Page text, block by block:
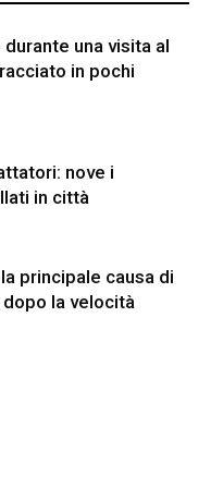
durante una visita al
in pochi
nove i
in città
principale causa di
la velocità